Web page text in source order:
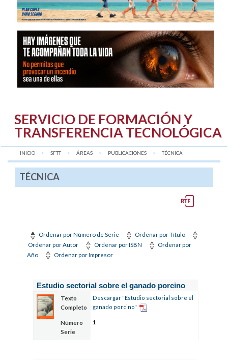
SERVICIO DE FORMACIÓN Y
TRANSFERENCIA TECNOLÓGICA
INICIO SFTT ÁREAS PUBLICACIONES AQUÍ:
TÉCNICA
TÉCNICA
Ordenar por Número de Serie
Ordenar por Título
Ordenar por Autor
Ordenar por ISBN
Ordenar por
Año
Ordenar por Impresor
Estudio sectorial sobre el ganado porcino
Texto
Completo
Descargar "Estudio sectorial sobre el
ganado porcino"
Número
Serie
1